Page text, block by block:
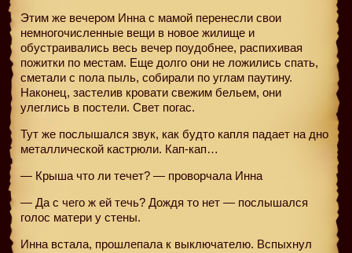
Этим же вечером Инна с мамой перенесли свои
немногочисленные вещи в новое жилище и
обустраивались весь вечер поудобнее, распихивая
пожитки по местам. Еще долго они не ложились спать,
сметали с пола пыль, собирали по углам паутину.
Наконец, застелив кровати свежим бельем, они
улеглись в постели. Свет погас.
Тут же послышался звук, как будто капля падает на дно
металлической кастрюли. Кап-кап…
— Крыша что ли течет? — проворчала Инна
— Да с чего ж ей течь? Дождя то нет — послышался
голос матери у стены.
Инна встала, прошлепала к выключателю. Вспыхнул